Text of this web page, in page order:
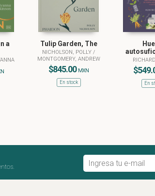
a
Tulip Garden, The
NICHOLSON, POLLY /
MONTGOMERY, ANDREW
$845.00 MXN
En stock En